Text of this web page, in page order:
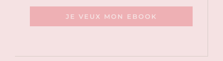
JE VEUX MON EBOOK